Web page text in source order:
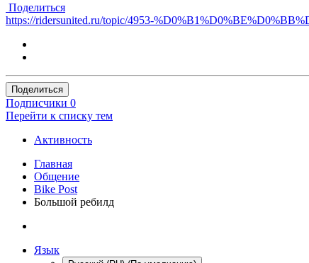
Поделиться
https://ridersunited.ru/topic/4953-
Поделиться
Подписчики 0
Перейти к списку тем
Активность
Главная
Общение
Bike Post
Большой ребилд
Язык